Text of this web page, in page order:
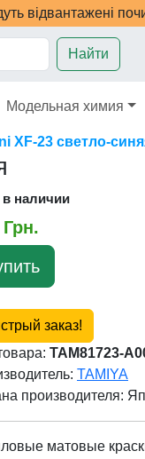
відвантажені
Найти
Модельная химия
XF-23 светло-
в наличии
Грн.
заказ!
TAM81723-
TAMIYA
производителя:
матовые